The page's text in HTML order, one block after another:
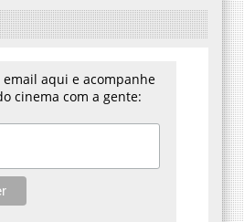
email aqui e acompanhe
cinema com a gente: